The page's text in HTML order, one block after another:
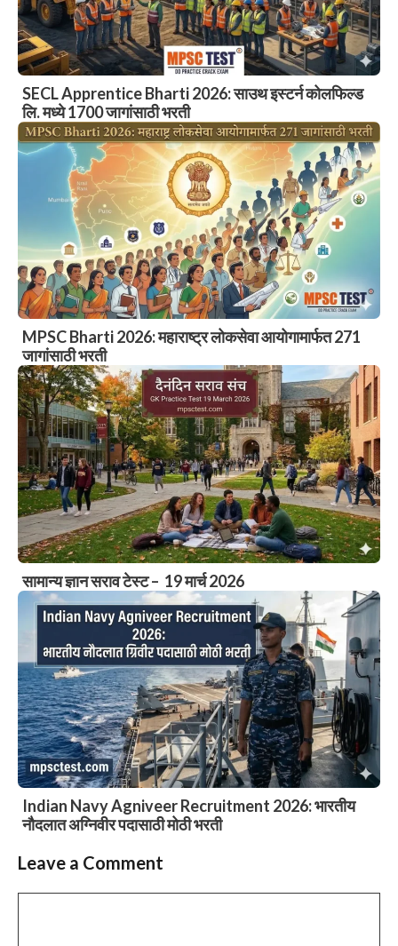
SECL Apprentice Bharti 2026: साउथ इस्टर्न कोलफिल्ड
लि. मध्ये 1700 जागांसाठी भरती
MPSC Bharti 2026: महाराष्ट्र लोकसेवा आयोगामार्फत 271
जागांसाठी भरती
सामान्य ज्ञान सराव टेस्ट – 19 मार्च 2026
Indian Navy Agniveer Recruitment 2026: भारतीय
नौदलात अग्निवीर पदासाठी मोठी भरती
Leave a Comment